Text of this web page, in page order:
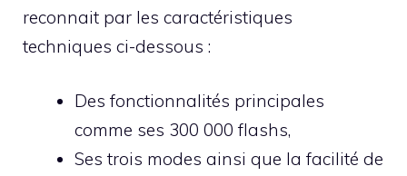
reconnait par les caractéristiques
techniques ci-dessous :
Des fonctionnalités principales
comme ses 300 000 flashs,
Ses trois modes ainsi que la facilité de